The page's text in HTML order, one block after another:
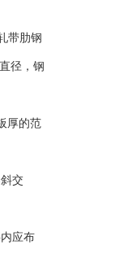
带肋钢
径，钢
厚的范
交
应布